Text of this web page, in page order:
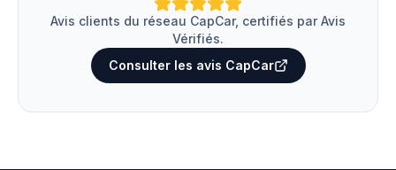
Avis clients du réseau CapCar, certifiés par Avis
Vérifiés.
Consulter les avis CapCar